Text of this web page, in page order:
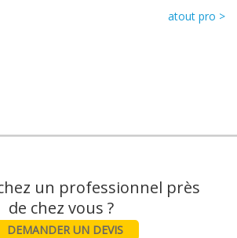
atout pro >
un professionnel près
DEMANDER UN DEVIS